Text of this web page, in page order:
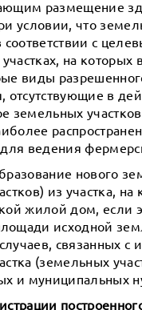
размещение
условии, что
соответствии с
на которых
виды
отсутствующие в
земельных
ведения
нового
из участка, на
жилой дом, если
исходной
связанных с
(земельных
и муниципальных